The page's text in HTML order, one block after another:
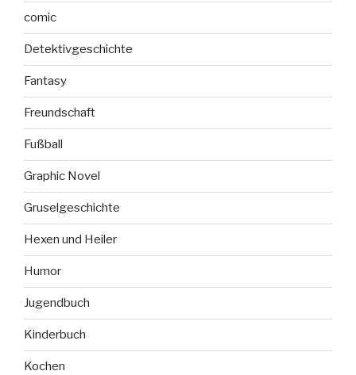
comic
Detektivgeschichte
Fantasy
Freundschaft
Fußball
Graphic Novel
Gruselgeschichte
Hexen und Heiler
Humor
Jugendbuch
Kinderbuch
Kochen